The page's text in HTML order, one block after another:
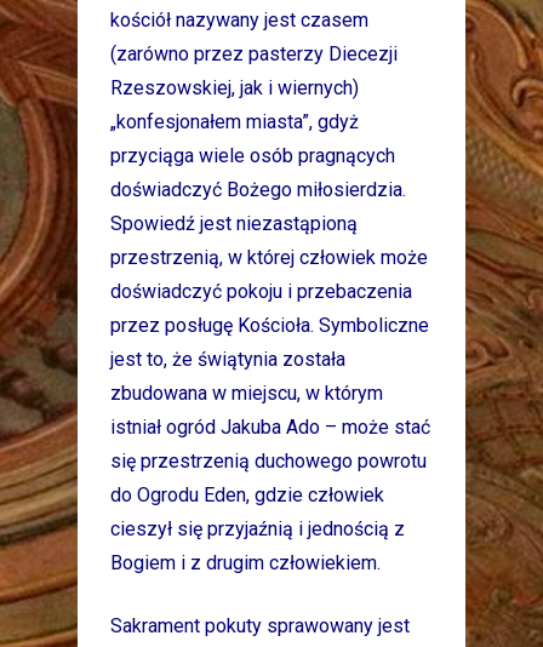
kościół nazywany jest czasem
(zarówno przez pasterzy Diecezji
Rzeszowskiej, jak i wiernych)
„konfesjonałem miasta”, gdyż
przyciąga wiele osób pragnących
doświadczyć Bożego miłosierdzia.
Spowiedź jest niezastąpioną
przestrzenią, w której człowiek może
doświadczyć pokoju i przebaczenia
przez posługę Kościoła. Symboliczne
jest to, że świątynia została
zbudowana w miejscu, w którym
istniał ogród Jakuba Ado – może stać
się przestrzenią duchowego powrotu
do Ogrodu Eden, gdzie człowiek
cieszył się przyjaźnią i jednością z
Bogiem i z drugim człowiekiem.
Sakrament pokuty sprawowany jest